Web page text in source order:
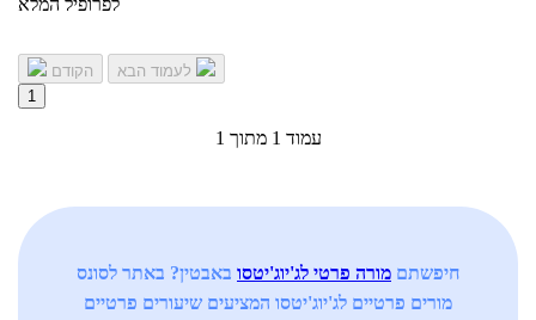
הקודם
1
עמוד 1 מתוך 1
חיפשתם מורה פרטי לג'יוג'יטסו באבטין? באתר לסונס
מורים פרטיים לג'יוג'יטסו המציעים שיעורים פרטיים